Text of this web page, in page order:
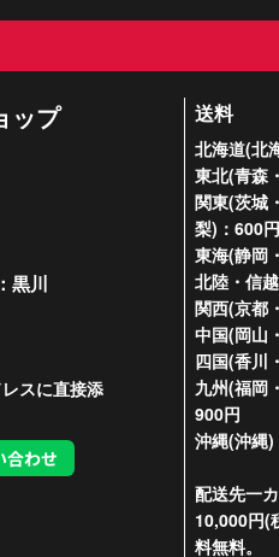
ップ
黒川
スに直接添
合わせ
送料
北海道(北
東北(青森
関東(茨城
梨)：600円
東海(静岡
北陸・信
関西(京都
中国(岡山
四国(香川
九州(福岡
900円
沖縄(沖縄
配送先一
10,000円(
料無料。